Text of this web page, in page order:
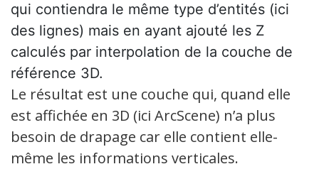
qui contiendra le même type d’entités (ici
des lignes) mais en ayant ajouté les Z
calculés par interpolation de la couche de
référence 3D.
Le résultat est une couche qui, quand elle
est affichée en 3D (ici ArcScene) n’a plus
besoin de drapage car elle contient elle-
même les informations verticales.